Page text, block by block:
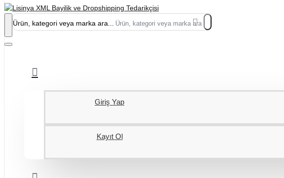
Ürün, kategori veya marka ara...
Giriş Yap
Kayıt Ol